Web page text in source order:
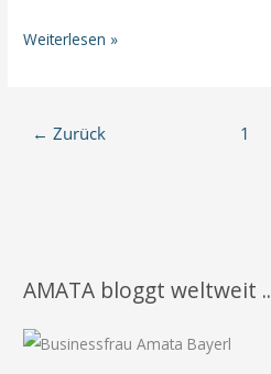
Lebenszeit
Weiterlesen »
← Zurück 1
AMATA bloggt weltweit ..